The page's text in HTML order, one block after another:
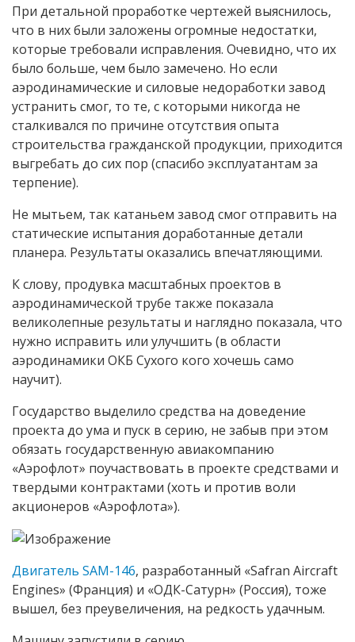
При детальной проработке чертежей выяснилось,
что в них были заложены огромные недостатки,
которые требовали исправления. Очевидно, что их
было больше, чем было замечено. Но если
аэродинамические и силовые недоработки завод
устранить смог, то те, с которыми никогда не
сталкивался по причине отсутствия опыта
строительства гражданской продукции, приходится
выгребать до сих пор (спасибо эксплуатантам за
терпение).
Не мытьем, так катаньем завод смог отправить на
статические испытания доработанные детали
планера. Результаты оказались впечатляющими.
К слову, продувка масштабных проектов в
аэродинамической трубе также показала
великолепные результаты и наглядно показала, что
нужно исправить или улучшить (в области
аэродинамики ОКБ Сухого кого хочешь само
научит).
Государство выделило средства на доведение
проекта до ума и пуск в серию, не забыв при этом
обязать государственную авиакомпанию
«Аэрофлот» поучаствовать в проекте средствами и
твердыми контрактами (хоть и против воли
акционеров «Аэрофлота»).
Двигатель SAM-146, разработанный «Safran Aircraft
Engines» (Франция) и «ОДК-Сатурн» (Россия), тоже
вышел, без преувеличения, на редкость удачным.